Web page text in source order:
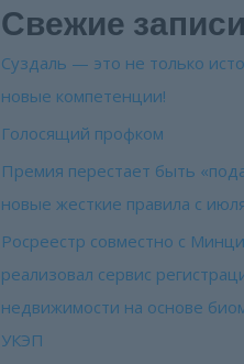
Свежие записи
Суздаль — это не только
новые компетенции!
Голосящий профком
Премия перестает быть
новые жесткие правила с
Росреестр совместно с
реализовал сервис
недвижимости на основе
УКЭП